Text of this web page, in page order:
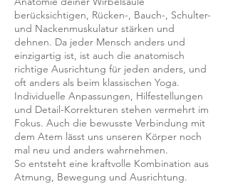
berücksichtigen, Rücken-, Bauch-, Schulter-
und Nackenmuskulatur stärken und
dehnen. Da jeder Mensch anders und
einzigartig ist, ist auch die anatomisch
richtige Ausrichtung für jeden anders, und
oft anders als beim klassischen Yoga.
Individuelle Anpassungen, Hilfestellungen
und Detail-Korrekturen stehen vermehrt im
Fokus. Auch die bewusste Verbindung mit
dem Atem lässt uns unseren Körper noch
mal neu und anders wahrnehmen.
So entsteht eine kraftvolle Kombination aus
Atmung, Bewegung und Ausrichtung.